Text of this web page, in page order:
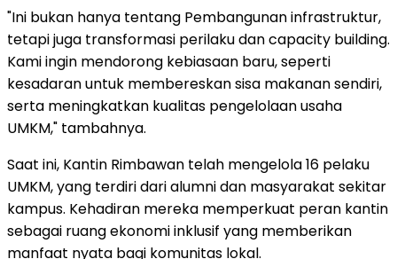
"Ini bukan hanya tentang Pembangunan infrastruktur,
tetapi juga transformasi perilaku dan capacity building.
Kami ingin mendorong kebiasaan baru, seperti
kesadaran untuk membereskan sisa makanan sendiri,
serta meningkatkan kualitas pengelolaan usaha
UMKM," tambahnya.
Saat ini, Kantin Rimbawan telah mengelola 16 pelaku
UMKM, yang terdiri dari alumni dan masyarakat sekitar
kampus. Kehadiran mereka memperkuat peran kantin
sebagai ruang ekonomi inklusif yang memberikan
manfaat nyata bagi komunitas lokal.